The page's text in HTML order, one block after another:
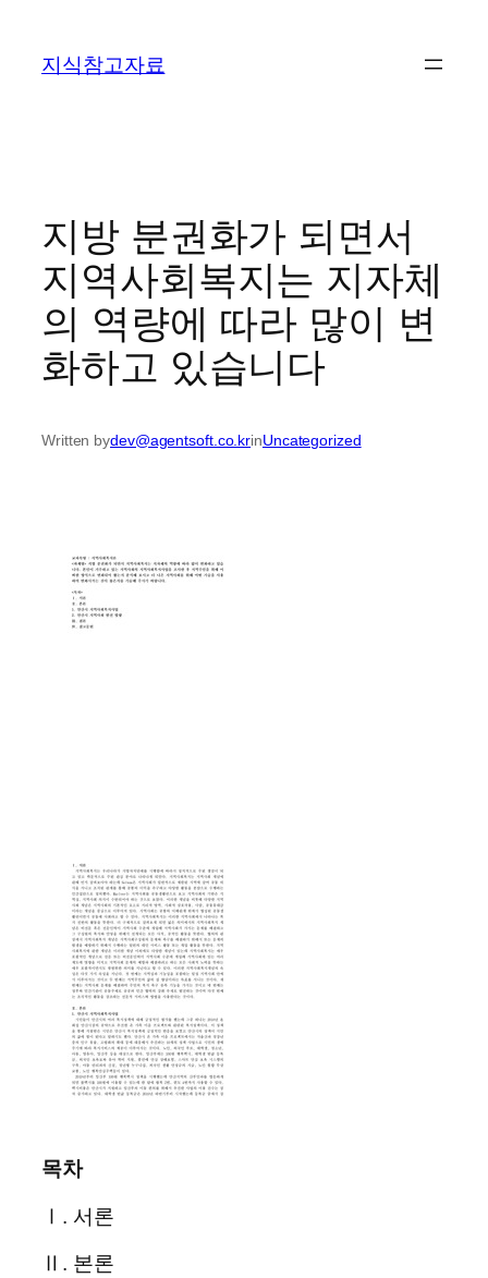
지식참고자료
지방 분권화가 되면서
지역사회복지는 지자체
의 역량에 따라 많이 변
화하고 있습니다
Written bydev@agentsoft.co.krinUncategorized
목차
Ⅰ. 서론
Ⅱ. 본론